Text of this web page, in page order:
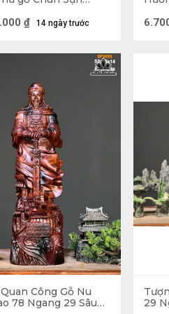
( Gù Hương )
Đạt Ma Sư Tổ,
mình bảo vệ gia chủ.
14 ngày trước
₫
Công Gỗ Nu
78 Ngang 29 Sâu
29